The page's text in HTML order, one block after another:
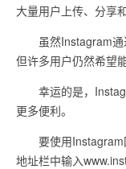
大量用户上传、分享
虽然Instagram通
但许多用户仍然希望
幸运的是，
更多便利。
要使用Instagram
地址栏中输入